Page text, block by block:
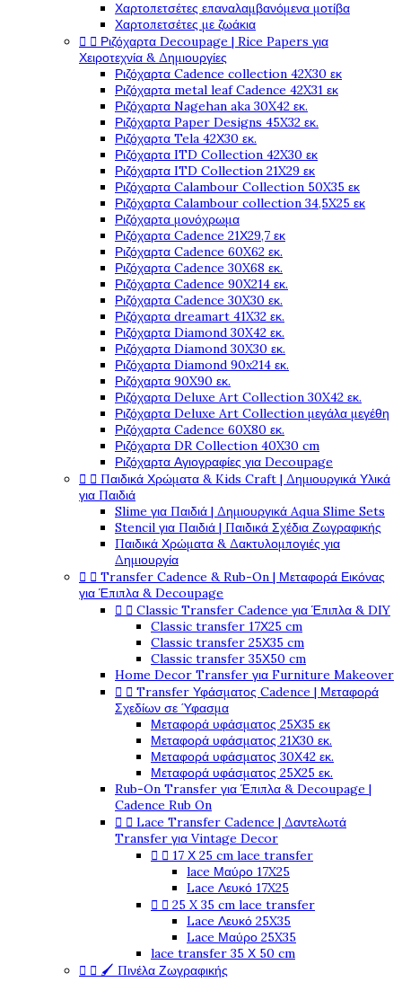
Χαρτοπετσέτες επαναλαμβανόμενα μοτίβα
Χαρτοπετσέτες με ζωάκια
  Ριζόχαρτα Decoupage | Rice Papers για
Χειροτεχνία & Δημιουργίες
Ριζόχαρτα Cadence collection 42X30 εκ
Ριζόχαρτα metal leaf Cadence 42X31 εκ
Ριζόχαρτα Nagehan aka 30X42 εκ.
Ριζόχαρτα Paper Designs 45X32 εκ.
Ριζόχαρτα Tela 42Χ30 εκ.
Ριζόχαρτα ITD Collection 42X30 εκ
Ριζόχαρτα ITD Collection 21X29 εκ
Ριζόχαρτα Calambour Collection 50X35 εκ
Ριζόχαρτα Calambour collection 34,5X25 εκ
Ριζόχαρτα μονόχρωμα
Ριζόχαρτα Cadence 21Χ29,7 εκ
Ριζόχαρτα Cadence 60X62 εκ.
Ριζόχαρτα Cadence 30X68 εκ.
Ριζόχαρτα Cadence 90X214 εκ.
Ριζόχαρτα Cadence 30X30 εκ.
Ριζόχαρτα dreamart 41X32 εκ.
Ριζόχαρτα Diamond 30X42 εκ.
Ριζόχαρτα Diamond 30X30 εκ.
Ριζόχαρτα Diamond 90x214 εκ.
Ριζόχαρτα 90X90 εκ.
Ριζόχαρτα Deluxe Art Collection 30X42 εκ.
Ριζόχαρτα Deluxe Art Collection μεγάλα μεγέθη
Ριζόχαρτα Cadence 60X80 εκ.
Ριζόχαρτα DR Collection 40X30 cm
Ριζόχαρτα Αγιογραφίες για Decoupage
  Παιδικά Χρώματα & Kids Craft | Δημιουργικά Υλικά
για Παιδιά
Slime για Παιδιά | Δημιουργικά Aqua Slime Sets
Stencil για Παιδιά | Παιδικά Σχέδια Ζωγραφικής
Παιδικά Χρώματα & Δακτυλομπογιές για
Δημιουργία
  Transfer Cadence & Rub-On | Μεταφορά Εικόνας
για Έπιπλα & Decoupage
  Classic Transfer Cadence για Έπιπλα & DIY
Classic transfer 17Χ25 cm
Classic transfer 25Χ35 cm
Classic transfer 35Χ50 cm
Home Decor Transfer για Furniture Makeover
  Transfer Υφάσματος Cadence | Μεταφορά
Σχεδίων σε Ύφασμα
Μεταφορά υφάσματος 25Χ35 εκ
Μεταφορά υφάσματος 21Χ30 εκ.
Μεταφορά υφάσματος 30Χ42 εκ.
Μεταφορά υφάσματος 25Χ25 εκ.
Rub-On Transfer για Έπιπλα & Decoupage |
Cadence Rub On
  Lace Transfer Cadence | Δαντελωτά
Transfer για Vintage Decor
  17 Χ 25 cm lace transfer
lace Μαύρο 17X25
Lace Λευκό 17X25
  25 X 35 cm lace transfer
Lace Λευκό 25X35
Lace Μαύρο 25X35
lace transfer 35 Χ 50 cm
  🖌️ Πινέλα Ζωγραφικής